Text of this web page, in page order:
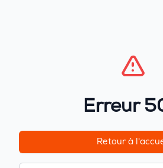
Erreur
Retour à